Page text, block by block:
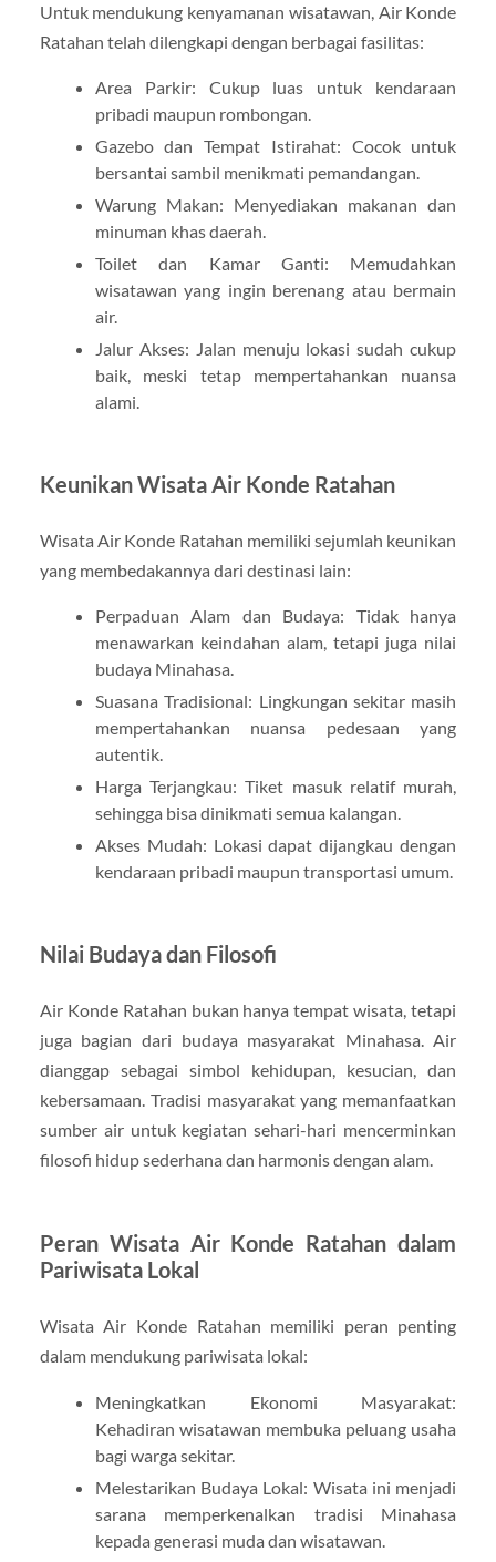
Untuk mendukung kenyamanan wisatawan, Air Konde
Ratahan telah dilengkapi dengan berbagai fasilitas:
Area Parkir: Cukup luas untuk kendaraan
pribadi maupun rombongan.
Gazebo dan Tempat Istirahat: Cocok untuk
bersantai sambil menikmati pemandangan.
Warung Makan: Menyediakan makanan dan
minuman khas daerah.
Toilet dan Kamar Ganti: Memudahkan
wisatawan yang ingin berenang atau bermain
air.
Jalur Akses: Jalan menuju lokasi sudah cukup
baik, meski tetap mempertahankan nuansa
alami.
Keunikan Wisata Air Konde Ratahan
Wisata Air Konde Ratahan memiliki sejumlah keunikan
yang membedakannya dari destinasi lain:
Perpaduan Alam dan Budaya: Tidak hanya
menawarkan keindahan alam, tetapi juga nilai
budaya Minahasa.
Suasana Tradisional: Lingkungan sekitar masih
mempertahankan nuansa pedesaan yang
autentik.
Harga Terjangkau: Tiket masuk relatif murah,
sehingga bisa dinikmati semua kalangan.
Akses Mudah: Lokasi dapat dijangkau dengan
kendaraan pribadi maupun transportasi umum.
Nilai Budaya dan Filosofi
Air Konde Ratahan bukan hanya tempat wisata, tetapi
juga bagian dari budaya masyarakat Minahasa. Air
dianggap sebagai simbol kehidupan, kesucian, dan
kebersamaan. Tradisi masyarakat yang memanfaatkan
sumber air untuk kegiatan sehari-hari mencerminkan
filosofi hidup sederhana dan harmonis dengan alam.
Peran Wisata Air Konde Ratahan dalam
Pariwisata Lokal
Wisata Air Konde Ratahan memiliki peran penting
dalam mendukung pariwisata lokal:
Meningkatkan Ekonomi Masyarakat:
Kehadiran wisatawan membuka peluang usaha
bagi warga sekitar.
Melestarikan Budaya Lokal: Wisata ini menjadi
sarana memperkenalkan tradisi Minahasa
kepada generasi muda dan wisatawan.